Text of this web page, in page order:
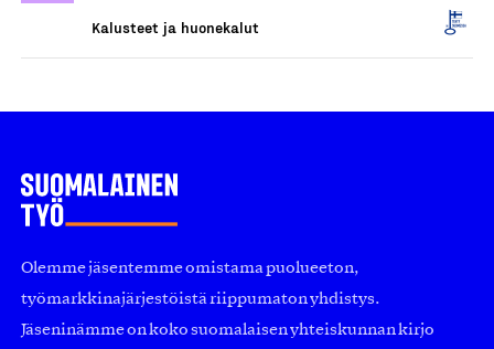
Kalusteet ja huonekalut
Olemme jäsentemme omistama puolueeton,
työmarkkinajärjestöistä riippumaton yhdistys.
Jäseninämme on koko suomalaisen yhteiskunnan kirjo